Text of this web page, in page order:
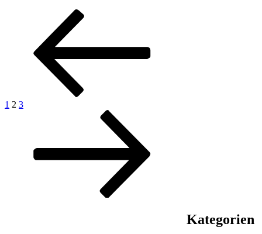
Seitennummerierung
Beiträge
Vorherige
Seite
1 Seite
2 Seite
3Nächste
Kategorien